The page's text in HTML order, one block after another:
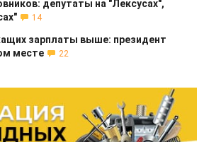
депутаты на "Лексусах",
14
зарплаты выше: президент
месте
22